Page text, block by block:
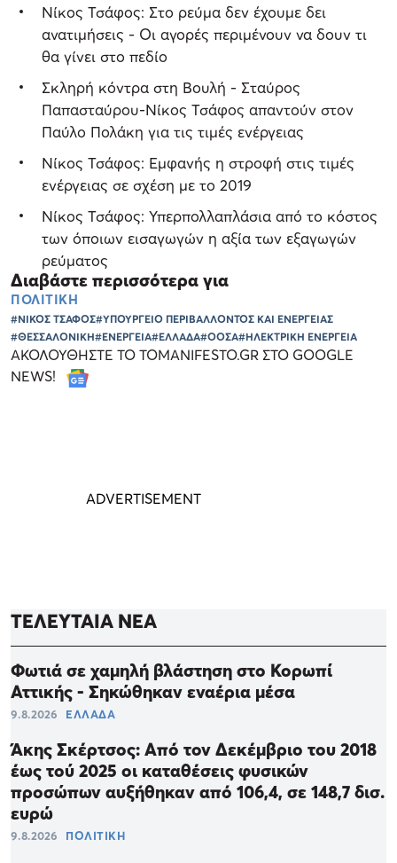
Νίκος Τσάφος: Στο ρεύμα δεν έχουμε δει
ανατιμήσεις - Οι αγορές περιμένουν να δουν τι
θα γίνει στο πεδίο
Σκληρή κόντρα στη Βουλή - Σταύρος
Παπασταύρου-Νίκος Τσάφος απαντούν στον
Παύλο Πολάκη για τις τιμές ενέργειας
Νίκος Τσάφος: Εμφανής η στροφή στις τιμές
ενέργειας σε σχέση με το 2019
Νίκος Τσάφος: Υπερπολλαπλάσια από το κόστος
των όποιων εισαγωγών η αξία των εξαγωγών
ρεύματος
Διαβάστε περισσότερα για
ΠΟΛΙΤΙΚΗ
#ΝΙΚΟΣ ΤΣΑΦΟΣ#ΥΠΟΥΡΓΕΙΟ ΠΕΡΙΒΑΛΛΟΝΤΟΣ ΚΑΙ ΕΝΕΡΓΕΙΑΣ
#ΘΕΣΣΑΛΟΝΙΚΗ#ΕΝΕΡΓΕΙΑ#ΕΛΛΑΔΑ#ΟΟΣΑ#ΗΛΕΚΤΡΙΚΗ ΕΝΕΡΓΕΙΑ
ΑΚΟΛΟΥΘΗΣΤΕ ΤΟ TOMANIFESTO.GR ΣΤΟ GOOGLE
NEWS!
ΤΕΛΕΥΤΑΙΑ ΝΕΑ
Φωτιά σε χαμηλή βλάστηση στο Κορωπί
Αττικής - Σηκώθηκαν εναέρια μέσα
9.8.2026 ΕΛΛΑΔΑ
Άκης Σκέρτσος: Από τον Δεκέμβριο του 2018
έως τού 2025 οι καταθέσεις φυσικών
προσώπων αυξήθηκαν από 106,4, σε 148,7 δισ.
ευρώ
9.8.2026 ΠΟΛΙΤΙΚΗ